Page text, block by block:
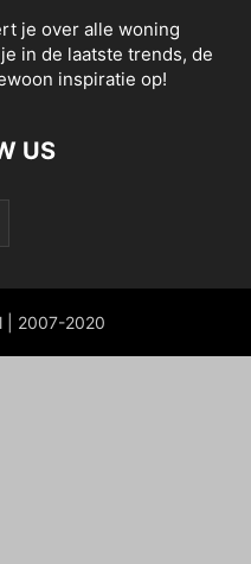
je over alle woning
in de laatste trends, de
inspiratie op!
US
| 2007-2020